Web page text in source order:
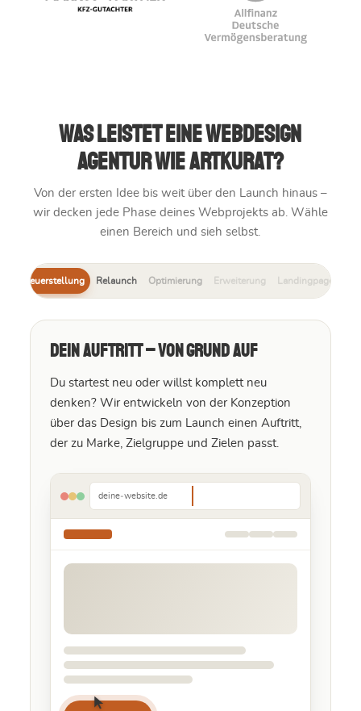
Was leistet eine Webdesign
Agentur wie ARTKURAT?
Von der ersten Idee bis weit über den Launch hinaus –
wir decken jede Phase deines Webprojekts ab. Wähle
einen Bereich und sieh selbst.
Neuerstellung Relaunch Optimierung Erweiterung Landingpages
Dein Auftritt – von Grund auf
Du startest neu oder willst komplett neu
denken? Wir entwickeln von der Konzeption
über das Design bis zum Launch einen Auftritt,
der zu Marke, Zielgruppe und Zielen passt.
deine‑website.de